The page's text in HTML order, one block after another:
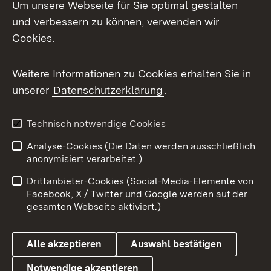
Facebook
X / Twitter
Youtube
Impressum
Kontakt
Barrierefreiheit
Datenschutz
Cookies
Um unsere Webseite für Sie optimal gestalten
und verbessern zu können, verwenden wir
Cookies.
Weitere Informationen zu Cookies erhalten Sie in
unserer Datenschutzerklärung.
Technisch notwendige Cookies
Analyse-Cookies (Die Daten werden ausschließlich
anonymisiert verarbeitet.)
Drittanbieter-Cookies (Social-Media-Elemente von
Facebook, X / Twitter und Google werden auf der
gesamten Webseite aktiviert.)
Alle akzeptieren Auswahl bestätigen
Notwendige akzeptieren